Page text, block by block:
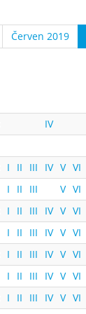
Červen 2019
IV
I II III IV V VI
I II III V VI
I II III IV V VI
I II III IV V VI
I II III IV V VI
I II III IV V VI
I II III IV V VI